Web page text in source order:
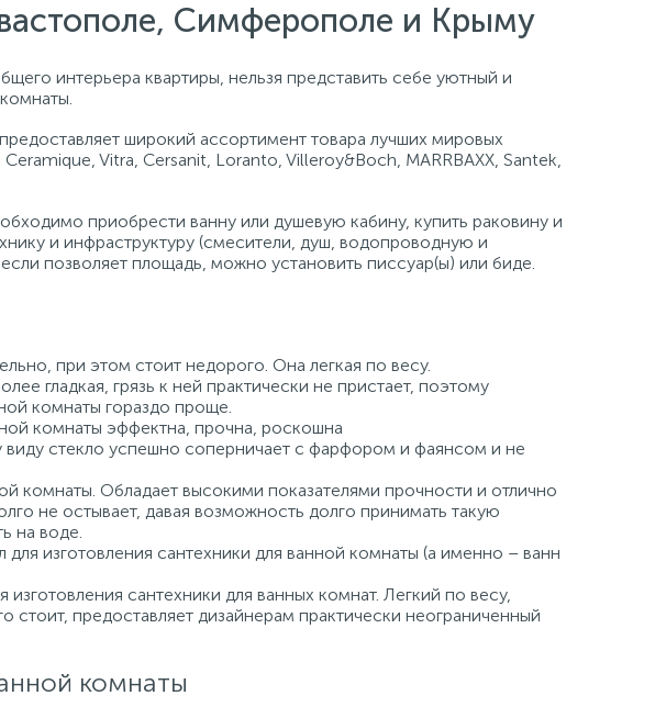
Симферополе и Крыму
интерьера квартиры, нельзя представить себе уютный и
широкий ассортимент товара лучших мировых
Vitra, Cersanit, Loranto, Villeroy&Boch, MARRBAXX, Santek,
приобрести ванну или душевую кабину, купить раковину и
и инфраструктуру (смесители, душ, водопроводную и
позволяет площадь, можно установить писсуар(ы) или биде.
при этом стоит недорого. Она легкая по весу.
гладкая, грязь к ней практически не пристает, поэтому
комнаты гораздо проще.
комнаты эффектна, прочна, роскошна
стекло успешно соперничает с фарфором и фаянсом и не
комнаты. Обладает высокими показателями прочности и отлично
не остывает, давая возможность долго принимать такую
на воде.
изготовления сантехники для ванной комнаты (а именно – ванн
сантехники для ванных комнат. Легкий по весу,
стоит, предоставляет дизайнерам практически неограниченный
комнаты